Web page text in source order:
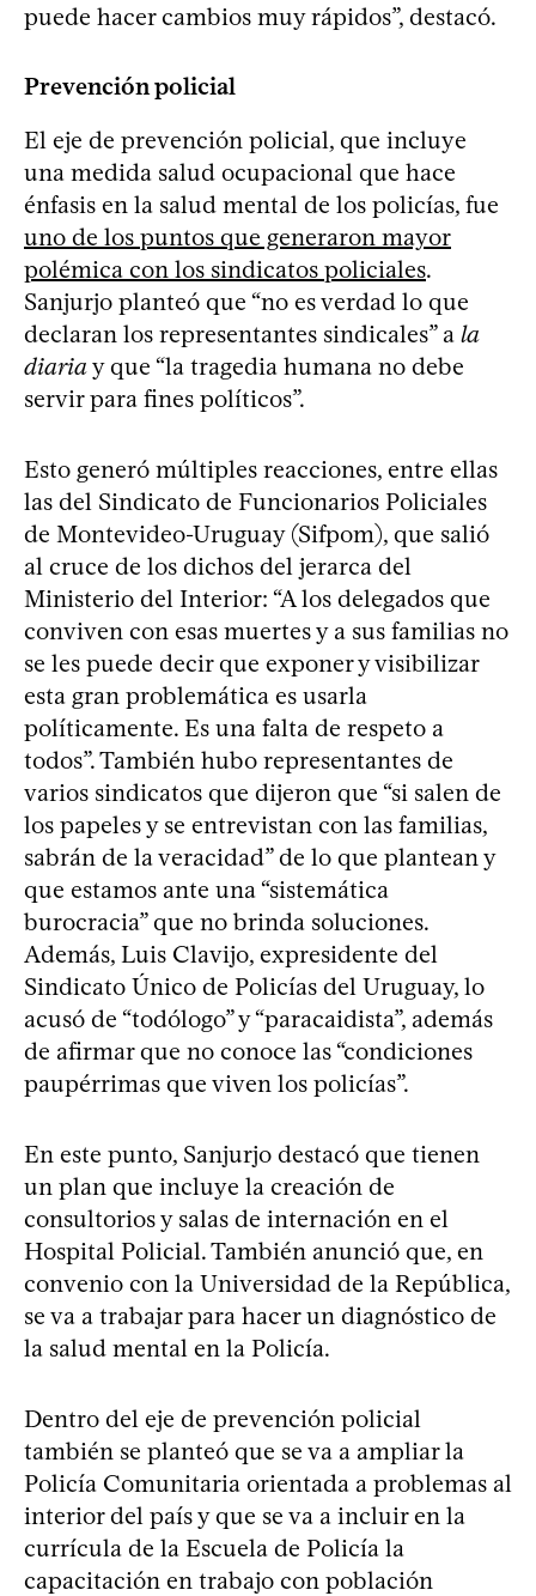
puede hacer cambios muy rápidos”, destacó.
Prevención policial​
El eje de prevención policial, que incluye
una medida salud ocupacional que hace
énfasis en la salud mental de los policías, fue
uno de los puntos que generaron mayor
polémica con los sindicatos policiales.
Sanjurjo planteó que “no es verdad lo que
declaran los representantes sindicales” a la
diariay que “la tragedia humana no debe
servir para fines políticos”.
Esto generó múltiples reacciones, entre ellas
las del Sindicato de Funcionarios Policiales
de Montevideo-Uruguay (Sifpom), que salió
al cruce de los dichos del jerarca del
Ministerio del Interior: “A los delegados que
conviven con esas muertes y a sus familias no
se les puede decir que exponer y visibilizar
esta gran problemática es usarla
políticamente. Es una falta de respeto a
todos”. También hubo representantes de
varios sindicatos que dijeron que “si salen de
los papeles y se entrevistan con las familias,
sabrán de la veracidad” de lo que plantean y
que estamos ante una “sistemática
burocracia” que no brinda soluciones.
Además, Luis Clavijo, expresidente del
Sindicato Único de Policías del Uruguay, lo
acusó de “todólogo” y “paracaidista”, además
de afirmar que no conoce las “condiciones
paupérrimas que viven los policías”.
En este punto, Sanjurjo destacó que tienen
un plan que incluye la creación de
consultorios y salas de internación en el
Hospital Policial. También anunció que, en
convenio con la Universidad de la República,
se va a trabajar para hacer un diagnóstico de
la salud mental en la Policía.
Dentro del eje de prevención policial
también se planteó que se va a ampliar la
Policía Comunitaria orientada a problemas al
interior del país y que se va a incluir en la
currícula de la Escuela de Policía la
capacitación en trabajo con población